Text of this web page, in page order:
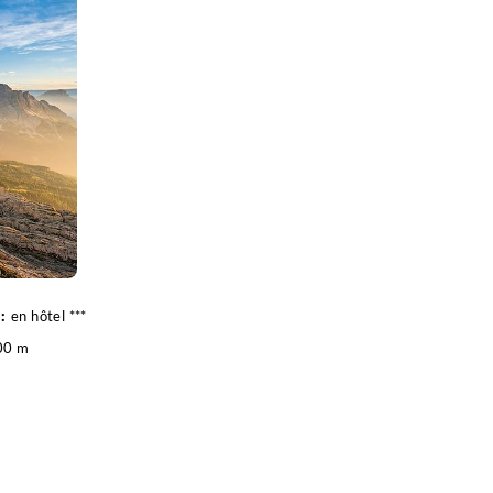
en hôtel ***
m